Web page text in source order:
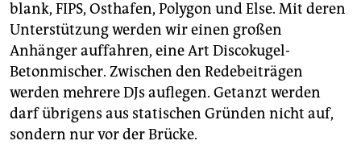
blank, FIPS, Osthafen, Polygon und Else. Mit deren
Unterstützung werden wir einen großen
Anhänger auffahren, eine Art Discokugel-
Betonmischer. Zwischen den Redebeiträgen
werden mehrere DJs auflegen. Getanzt werden
darf übrigens aus statischen Gründen nicht auf,
sondern nur vor der Brücke.